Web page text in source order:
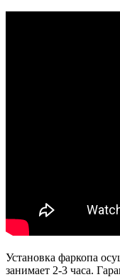
Установка фаркопа
занимает 2-3 часа.